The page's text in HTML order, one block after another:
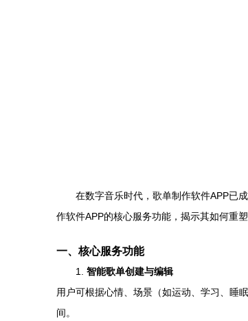
在数字音乐时代，歌单制作软件APP已
作软件APP的核心服务功能，揭示其如何重
一、核心服务功能
1. 智能歌单创建与编辑
用户可根据心情、场景（如运动、学习、睡
间。